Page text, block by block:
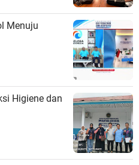
Menuju
Higiene dan